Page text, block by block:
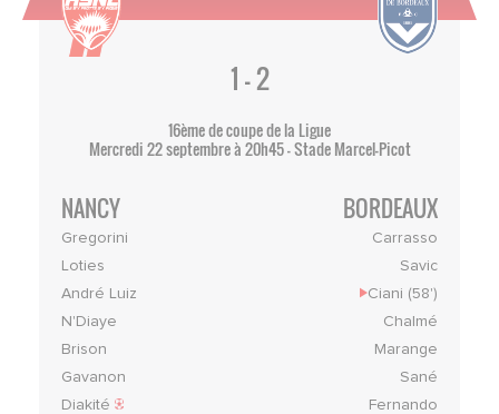
1 - 2
16ème de coupe de la Ligue
Mercredi 22 septembre à 20h45 - Stade Marcel-Picot
NANCY
Gregorini
Loties
André Luiz
N'Diaye
Brison
Gavanon
Diakité
BORDEAUX
Carrasso
Savic
Ciani (58')
Chalmé
Marange
Sané
Fernando